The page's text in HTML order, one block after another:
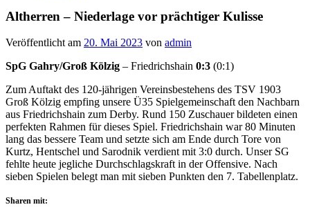
Altherren – Niederlage vor prächtiger Kulisse
Veröffentlicht am 20. Mai 2023 von admin
SpG Gahry/Groß Kölzig – Friedrichshain 0:3 (0:1)
Zum Auftakt des 120-jährigen Vereinsbestehens des TSV 1903
Groß Kölzig empfing unsere Ü35 Spielgemeinschaft den Nachbarn
aus Friedrichshain zum Derby. Rund 150 Zuschauer bildeten einen
perfekten Rahmen für dieses Spiel. Friedrichshain war 80 Minuten
lang das bessere Team und setzte sich am Ende durch Tore von
Kurtz, Hentschel und Sarodnik verdient mit 3:0 durch. Unser SG
fehlte heute jegliche Durchschlagskraft in der Offensive. Nach
sieben Spielen belegt man mit sieben Punkten den 7. Tabellenplatz.
Sharen mit: